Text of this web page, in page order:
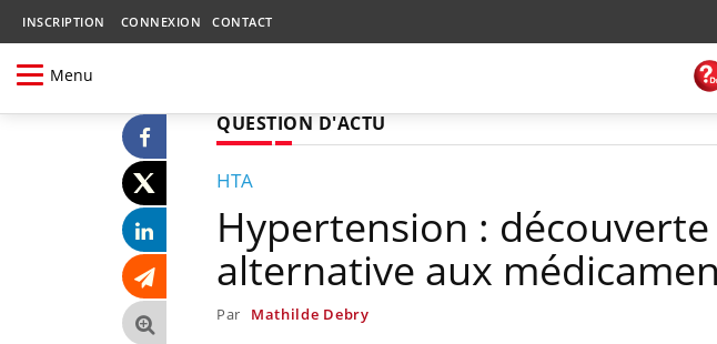
INSCRIPTION CONNEXION CONTACT
Menu
QUESTION D'ACTU
HTA
Hypertension :
alternative aux
Par Mathilde Debry